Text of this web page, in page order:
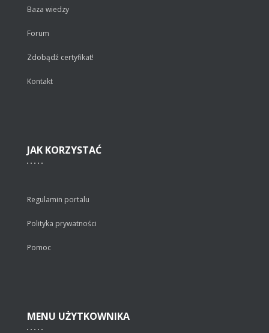
Baza wiedzy
Forum
Zdobądź certyfikat!
Kontakt
JAK KORZYSTAĆ
Regulamin portalu
Polityka prywatności
Pomoc
MENU UŻYTKOWNIKA